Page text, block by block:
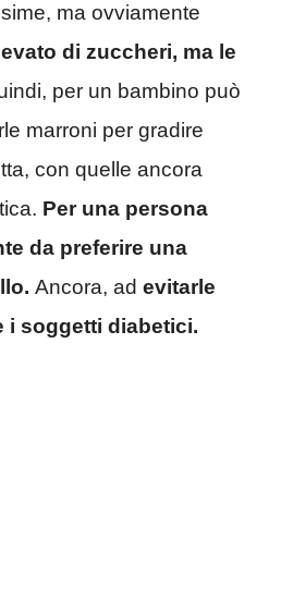
ma ovviamente
di zuccheri, ma le
per un bambino può
marroni per gradire
con quelle ancora
Per una persona
da preferire una
Ancora, ad evitarle
i soggetti diabetici.